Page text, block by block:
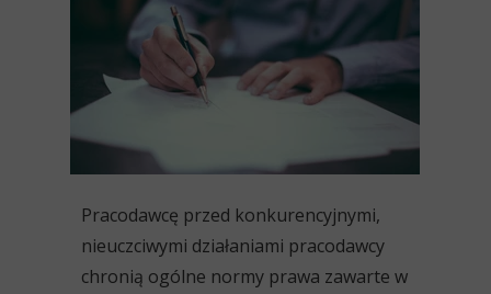
Pracodawcę przed konkurencyjnymi,
nieuczciwymi działaniami pracodawcy
chronią ogólne normy prawa zawarte w